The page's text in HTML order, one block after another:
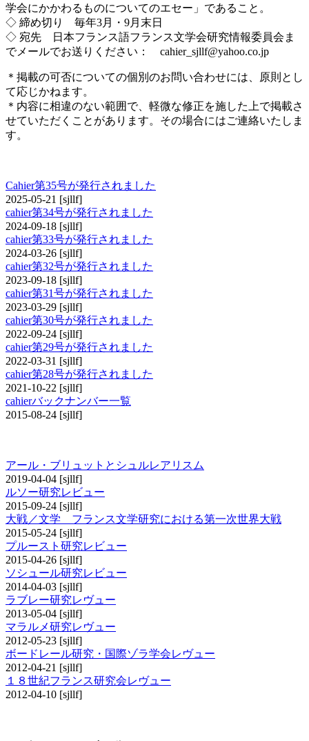
学会にかかわるものについてのエセー」であること。
◇ 締め切り 毎年3月・9月末日
◇ 宛先 日本フランス語フランス文学会研究情報委員会ま
でメールでお送りください： cahier_sjllf@yahoo.co.jp
＊掲載の可否についての個別のお問い合わせには、原則とし
て応じかねます。
＊内容に相違のない範囲で、軽微な修正を施した上で掲載さ
せていただくことがあります。その場合にはご連絡いたしま
す。
Cahier第35号が発行されました
2025-05-21 [sjllf]
cahier第34号が発行されました
2024-09-18 [sjllf]
cahier第33号が発行されました
2024-03-26 [sjllf]
cahier第32号が発行されました
2023-09-18 [sjllf]
cahier第31号が発行されました
2023-03-29 [sjllf]
cahier第30号が発行されました
2022-09-24 [sjllf]
cahier第29号が発行されました
2022-03-31 [sjllf]
cahier第28号が発行されました
2021-10-22 [sjllf]
cahierバックナンバー一覧
2015-08-24 [sjllf]
アール・ブリュットとシュルレアリスム
2019-04-04 [sjllf]
ルソー研究レビュー
2015-09-24 [sjllf]
大戦／文学 フランス文学研究における第一次世界大戦
2015-05-24 [sjllf]
プルースト研究レビュー
2015-04-26 [sjllf]
ソシュール研究レビュー
2014-04-03 [sjllf]
ラブレー研究レヴュー
2013-05-04 [sjllf]
マラルメ研究レヴュー
2012-05-23 [sjllf]
ボードレール研究・国際ゾラ学会レヴュー
2012-04-21 [sjllf]
１８世紀フランス研究会レヴュー
2012-04-10 [sjllf]